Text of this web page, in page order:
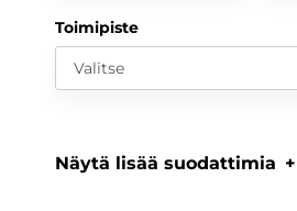
Toimipiste
Valitse
Näytä lisää suodattimia